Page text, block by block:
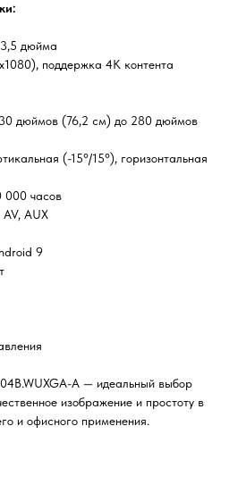
дюйма
поддержка 4К контента
дюймов (76,2 см) до 280 дюймов
(-15°/15°), горизонтальная
000 часов
AUX
9
A — идеальный выбор
изображение и простоту в
и офисного применения.